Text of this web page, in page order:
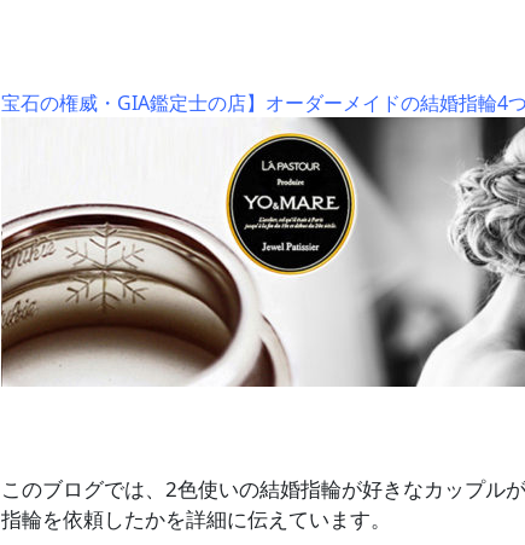
宝石の権威・GIA鑑定士の店】オーダーメイドの結婚指輪4
このブログでは、2色使いの結婚指輪が好きなカップル
指輪を依頼したかを詳細に伝えています。